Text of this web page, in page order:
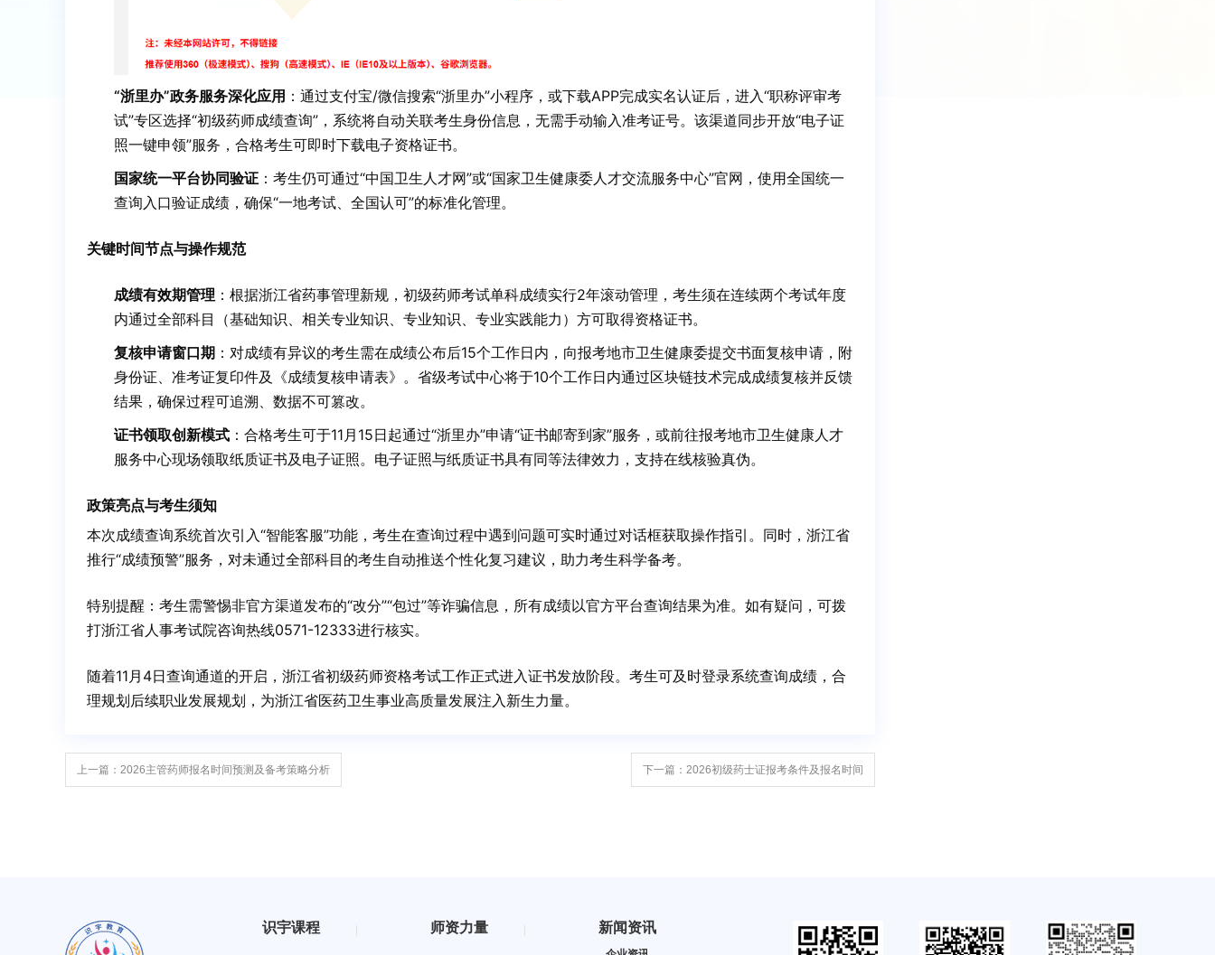
“浙里办”政务服务深化应用 ：通过支付宝/微信搜索“浙里办”小程序，或下载APP完成实名认证后，进入“职称评审考
试”专区选择“初级药师成绩查询”，系统将自动关联考生身份信息，无需手动输入准考证号。该渠道同步开放“电子证
照一键申领”服务，合格考生可即时下载电子资格证书。
国家统一平台协同验证 ：考生仍可通过“中国卫生人才网”或“国家卫生健康委人才交流服务中心”官网，使用全国统一
查询入口验证成绩，确保“一地考试、全国认可”的标准化管理。
关键时间节点与操作规范
成绩有效期管理 ：根据浙江省药事管理新规，初级药师考试单科成绩实行2年滚动管理，考生须在连续两个考试年度
内通过全部科目（基础知识、相关专业知识、专业知识、专业实践能力）方可取得资格证书。
复核申请窗口期 ：对成绩有异议的考生需在成绩公布后15个工作日内，向报考地市卫生健康委提交书面复核申请，附
身份证、准考证复印件及《成绩复核申请表》。省级考试中心将于10个工作日内通过区块链技术完成成绩复核并反馈
结果，确保过程可追溯、数据不可篡改。
证书领取创新模式 ：合格考生可于11月15日起通过“浙里办”申请“证书邮寄到家”服务，或前往报考地市卫生健康人才
服务中心现场领取纸质证书及电子证照。电子证照与纸质证书具有同等法律效力，支持在线核验真伪。
政策亮点与考生须知
本次成绩查询系统首次引入“智能客服”功能，考生在查询过程中遇到问题可实时通过对话框获取操作指引。同时，浙江省
推行“成绩预警”服务，对未通过全部科目的考生自动推送个性化复习建议，助力考生科学备考。
特别提醒：考生需警惕非官方渠道发布的“改分”“包过”等诈骗信息，所有成绩以官方平台查询结果为准。如有疑问，可拨
打浙江省人事考试院咨询热线0571-12333进行核实。
随着11月4日查询通道的开启，浙江省初级药师资格考试工作正式进入证书发放阶段。考生可及时登录系统查询成绩，合
理规划后续职业发展规划，为浙江省医药卫生事业高质量发展注入新生力量。
上一篇：2026主管药师报名时间预测及备考策略分析 下一篇：2026初级药士证报考条件及报名时间
识宇课程 师资力量 新闻资讯